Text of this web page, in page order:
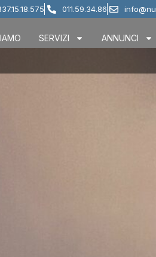
011.59.34.86
SERVIZI ANNUNCI